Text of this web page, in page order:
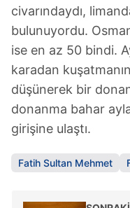
civarındaydı,
bulunuyordu.
ise en az 50 bindi.
karadan
düşünerek bir
donanma bahar
girişine ulaştı.
Fatih Sultan Mehmet